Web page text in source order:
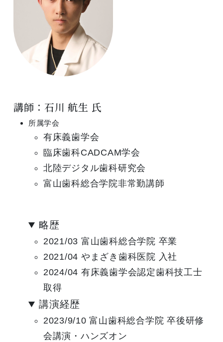
講師：石川 航生 氏
所属学会
有床義歯学会
臨床歯科CADCAM学会
北陸デジタル歯科研究会
富山歯科総合学院非常勤講師
略歴
2021/03 富山歯科総合学院 卒業
2021/04 やまざき歯科医院 入社
2024/04 有床義歯学会認定歯科技工士
取得
講演経歴
2023/9/10 富山歯科総合学院 卒後研修
会講演・ハンズオン